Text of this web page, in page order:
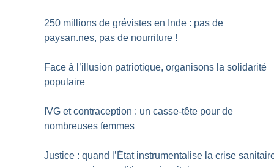
250 millions de grévistes en Inde : pas de
paysan.nes, pas de nourriture !
Face à l’illusion patriotique, organisons la solidarité
populaire
IVG et contraception : un casse-tête pour de
nombreuses femmes
Justice : quand l’État instrumentalise la crise